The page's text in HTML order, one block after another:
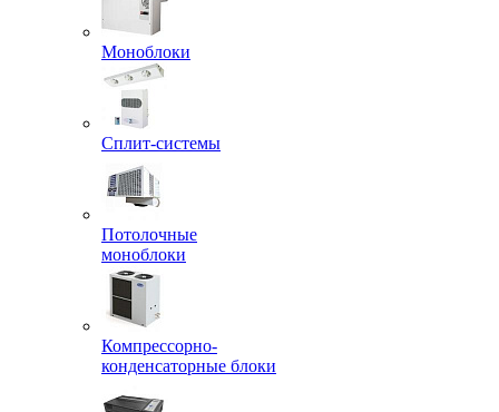
Моноблоки
Сплит-системы
Потолочные
моноблоки
Компрессорно-
конденсаторные блоки